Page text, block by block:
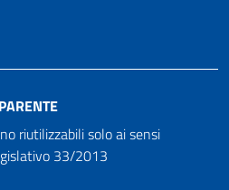
riutilizzabili solo ai sensi
33/2013